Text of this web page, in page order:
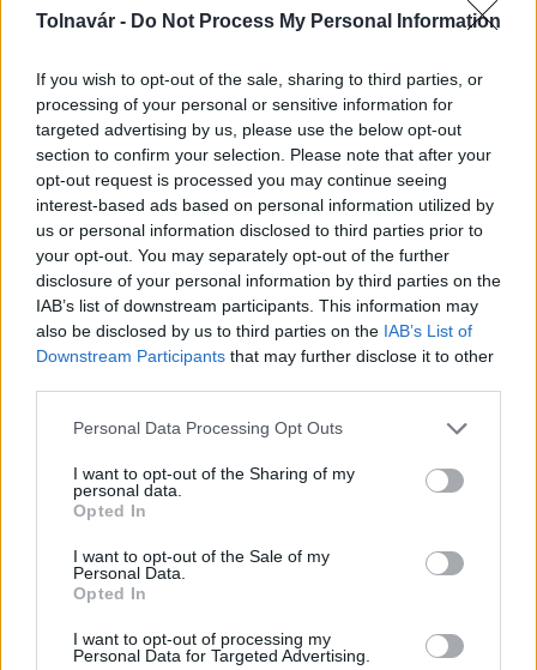
Tolnavár - Do Not Process My Personal Information
If you wish to opt-out of the sale, sharing to third parties, or
processing of your personal or sensitive information for
targeted advertising by us, please use the below opt-out
section to confirm your selection. Please note that after your
opt-out request is processed you may continue seeing
interest-based ads based on personal information utilized by
us or personal information disclosed to third parties prior to
your opt-out. You may separately opt-out of the further
disclosure of your personal information by third parties on the
IAB’s list of downstream participants. This information may
also be disclosed by us to third parties on the IAB’s List of
Downstream Participants that may further disclose it to other
Please note that this website/app uses one or more Google
not limited to your visit or usage behaviour. You may click to
grant or deny consent to Google and its third-party tags to
use your data for below specified purposes in below Google
consent section.
Personal Data Processing Opt Outs
I want to opt-out of the Sharing of my
personal data.
Opted In
I want to opt-out of the Sale of my
Personal Data.
Opted In
I want to opt-out of processing my
Personal Data for Targeted Advertising.
A hőségben is védik a növényzetet Pakson
Idén is PajTáska, egy táskányi segítség a paksi
iskolakezdéshez
MAGYAR ÉPÍTŐK